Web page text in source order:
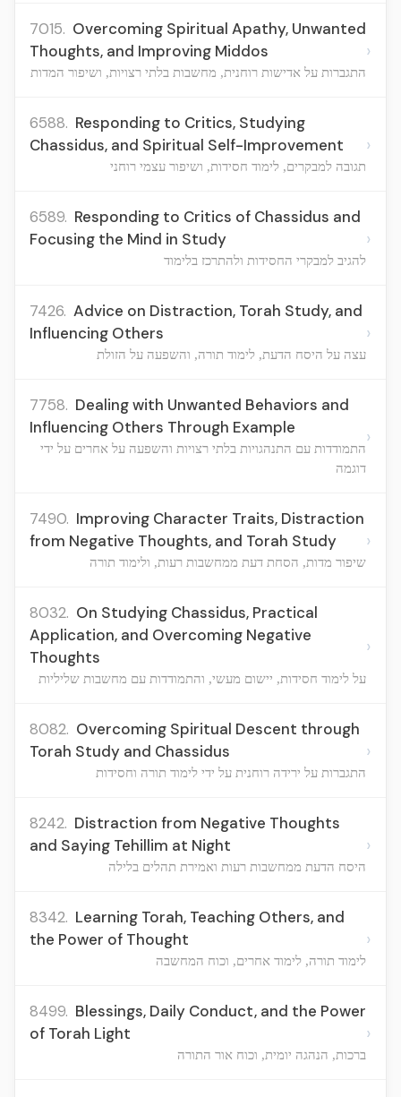
7015. Overcoming Spiritual Apathy, Unwanted
Thoughts, and Improving Middos
התגברות על אדישות רוחנית, מחשבות בלתי רצויות, ושיפור המדות
›
6588. Responding to Critics, Studying
Chassidus, and Spiritual Self-Improvement
תגובה למבקרים, לימוד חסידות, ושיפור עצמי רוחני
›
6589. Responding to Critics of Chassidus and
Focusing the Mind in Study
להגיב למבקרי החסידות ולהתרכז בלימוד
›
7426. Advice on Distraction, Torah Study, and
Influencing Others
עצה על היסח הדעת, לימוד תורה, והשפעה על הזולת
›
7758. Dealing with Unwanted Behaviors and
Influencing Others Through Example
התמודדות עם התנהגויות בלתי רצויות והשפעה על אחרים על ידי
דוגמה
›
7490. Improving Character Traits, Distraction
from Negative Thoughts, and Torah Study
שיפור מדות, הסחת דעת ממחשבות רעות, ולימוד תורה
›
8032. On Studying Chassidus, Practical
Application, and Overcoming Negative
Thoughts
על לימוד חסידות, יישום מעשי, והתמודדות עם מחשבות שליליות
›
8082. Overcoming Spiritual Descent through
Torah Study and Chassidus
התגברות על ירידה רוחנית על ידי לימוד תורה וחסידות
›
8242. Distraction from Negative Thoughts
and Saying Tehillim at Night
היסח הדעת ממחשבות רעות ואמירת תהלים בלילה
›
8342. Learning Torah, Teaching Others, and
the Power of Thought
לימוד תורה, לימוד אחרים, וכוח המחשבה
›
8499. Blessings, Daily Conduct, and the Power
of Torah Light
ברכות, הנהגה יומית, וכוח אור התורה
›